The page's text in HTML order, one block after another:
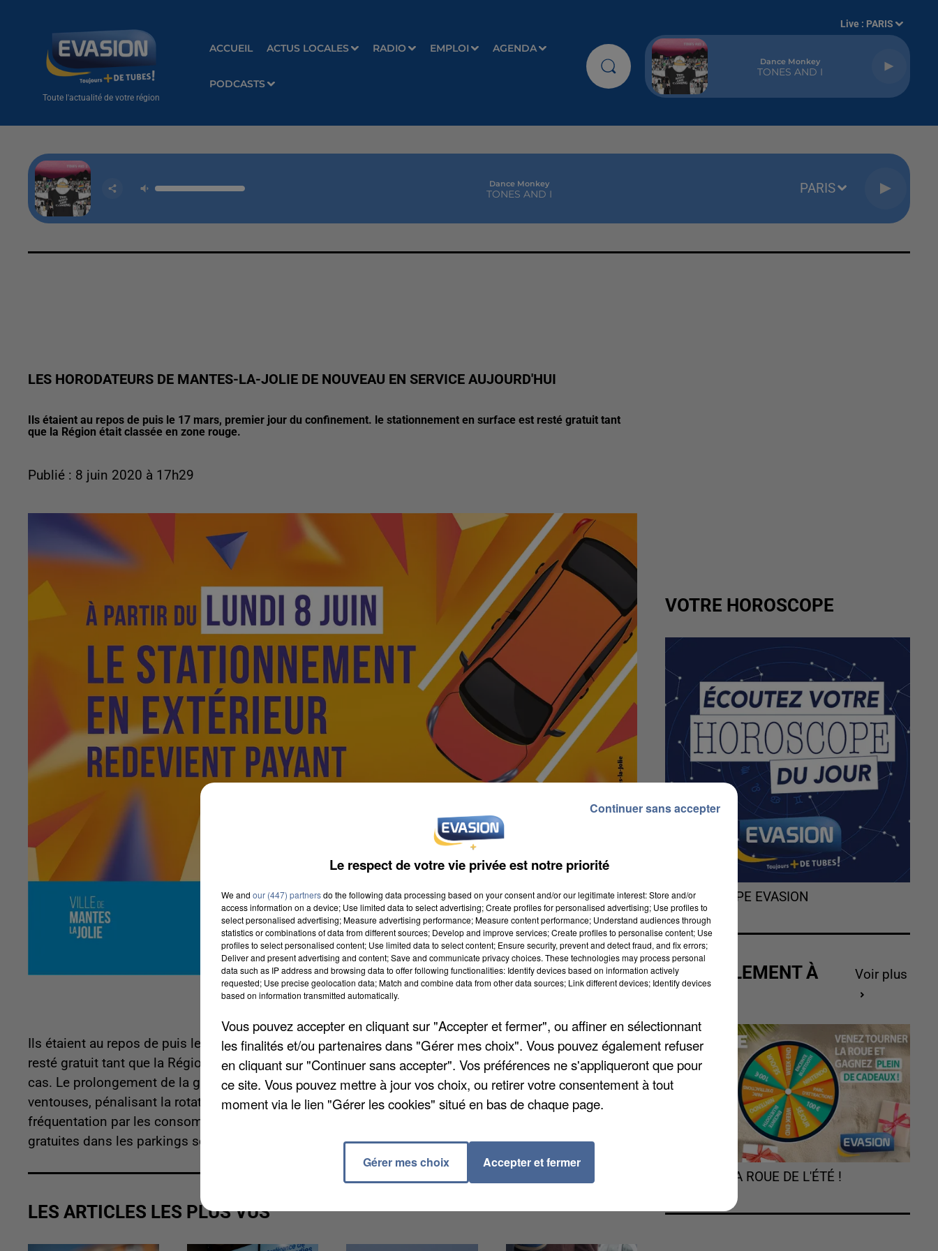
Toute l'actualité de votre région
ACCUEIL ACTUS LOCALES RADIO EMPLOI AGENDA
PODCASTS
Live : PARIS
Dance Monkey
TONES AND I
Dance Monkey
TONES AND I PARIS
LES HORODATEURS DE MANTES-LA-JOLIE DE NOUVEAU EN SERVICE AUJOURD'HUI
Ils étaient au repos de puis le 17 mars, premier jour du confinement. le stationnement en surface est resté gratuit tant
que la Région était classée en zone rouge.
Publié : 8 juin 2020 à 17h29
Ils étaient au repos de puis le 17 mars, premier jour du confinement. le stationnement en surface est
resté gratuit tant que la Région était classée en zone rouge. Ce matin depuis 9 heures, ce n'est plus le
cas. Le prolongement de la gratuité aurait pour conséquence une forte augmentation des voitures
ventouses, pénalisant la rotation des véhicules, le stationnement de courte durée et donc la
fréquentation par les consommateurs des commerces mantais, précise la mairie. Les 3h restent
gratuites dans les parkings souterrains le samedi.
LES ARTICLES LES PLUS VUS
VOTRE HOROSCOPE
L'HOROSCOPE EVASION
ACTUELLEMENT À
GAGNER
Voir plus
TOURNEZ LA ROUE DE L'ÉTÉ !
Le respect de votre vie privée est notre priorité
We and our (447) partnersdo the following data processing based on your consent and/or our legitimate interest: Store and/or
access information on a device; Use limited data to select advertising; Create profiles for personalised advertising; Use profiles to
select personalised advertising; Measure advertising performance; Measure content performance; Understand audiences through
statistics or combinations of data from different sources; Develop and improve services; Create profiles to personalise content; Use
profiles to select personalised content; Use limited data to select content; Ensure security, prevent and detect fraud, and fix errors;
Deliver and present advertising and content; Save and communicate privacy choices. These technologies may process personal
data such as IP address and browsing data to offer following functionalities: Identify devices based on information actively
requested; Use precise geolocation data; Match and combine data from other data sources; Link different devices; Identify devices
based on information transmitted automatically.
Vous pouvez accepter en cliquant sur "Accepter et fermer", ou affiner en sélectionnant
les finalités et/ou partenaires dans "Gérer mes choix". Vous pouvez également refuser
en cliquant sur "Continuer sans accepter". Vos préférences ne s'appliqueront que pour
ce site. Vous pouvez mettre à jour vos choix, ou retirer votre consentement à tout
moment via le lien "Gérer les cookies" situé en bas de chaque page.
Gérer mes choix Accepter et fermer
Continuer sans accepter